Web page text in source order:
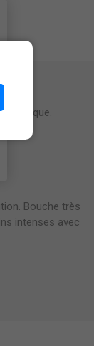
classique.
Bouche très
intenses avec